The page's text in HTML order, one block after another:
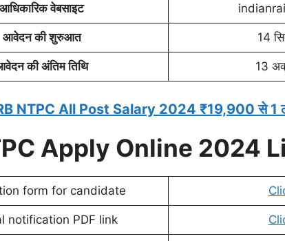
आधिकारिक वेबसाइट
आवेदन की शुरुआत 14
की अंतिम तिथि 13
NTPC All Post Salary 2024 ₹19,900 से 1
Apply Online 2024
form for candidate
notification PDF link